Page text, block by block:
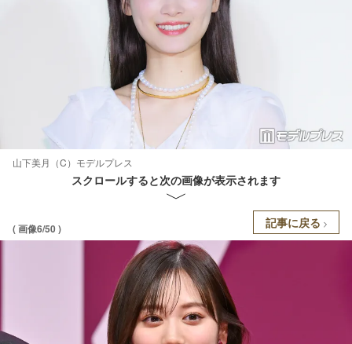
山下美月（C）モデルプレス
スクロールすると次の画像が表示されます
( 画像6/50 ) 記事に戻る